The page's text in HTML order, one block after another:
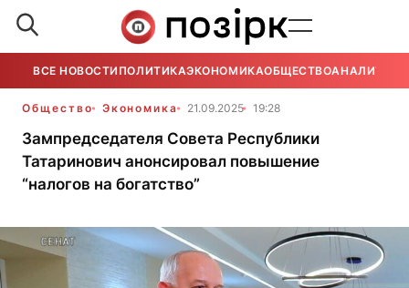
ВСЕ НОВОСТИ ПОЛИТИКАЭКОНОМИКАОБЩЕСТВОАНАЛИТИКА
Общество Экономика 21.09.2025 19:28
Зампредседателя Совета Республики
Татаринович анонсировал повышение
“налогов на богатство”